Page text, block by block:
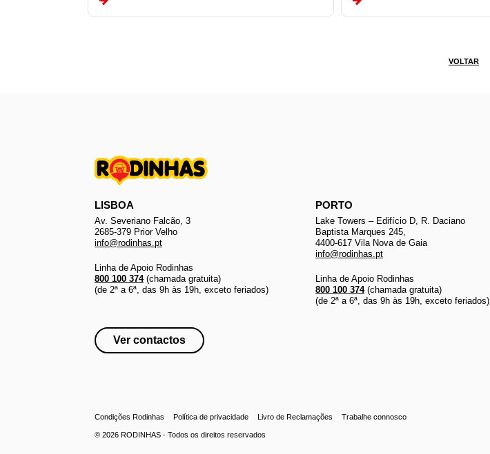
VOLTAR
LISBOA
Av. Severiano Falcão, 3
2685-379 Prior Velho
info@rodinhas.pt
Linha de Apoio Rodinhas
800 100 374(chamada gratuita)
(de 2ª a 6ª, das 9h às 19h, exceto feriados)
PORTO
Lake Towers – Edifício D, R. Daciano
Baptista Marques 245,
4400-617 Vila Nova de Gaia
info@rodinhas.pt
Linha de Apoio Rodinhas
800 100 374(chamada gratuita)
(de 2ª a 6ª, das 9h às 19h, exceto feriados)
Ver contactos
© 2026 RODINHAS - Todos os direitos reservados
Condições Rodinhas Política de privacidade Livro de Reclamações Trabalhe connosco